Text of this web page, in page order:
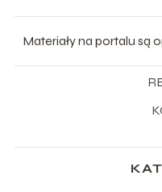
Materiały na portalu są